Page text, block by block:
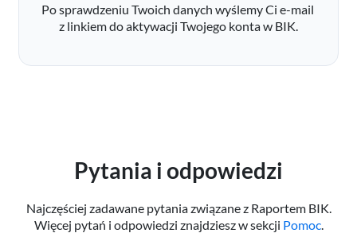
Po sprawdzeniu Twoich danych wyślemy Ci e-mail
z linkiem do aktywacji Twojego konta w BIK.
Pytania i odpowiedzi
Najczęściej zadawane pytania związane z Raportem BIK.
Więcej pytań i odpowiedzi znajdziesz w sekcji Pomoc.